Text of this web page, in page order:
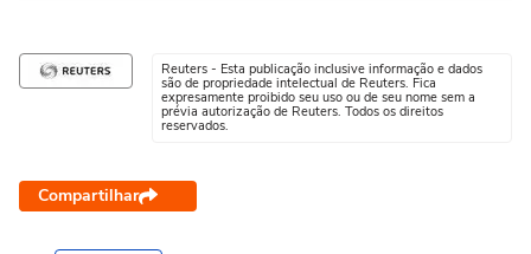
Reuters - Esta publicação inclusive informação e dados
são de propriedade intelectual de Reuters. Fica
expresamente proibido seu uso ou de seu nome sem a
prévia autorização de Reuters. Todos os direitos
reservados.
Compartilhar